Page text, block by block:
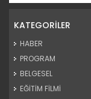
sineği ile...
KATEGORİLER
HABER
PROGRAM
BELGESEL
EĞİTİM FİLMİ